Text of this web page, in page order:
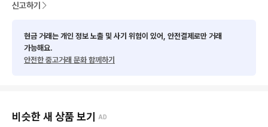
신고하기
현금 거래는 개인 정보 노출 및 사기 위험이 있어, 안전결제로만 거래
가능해요.
안전한 중고거래 문화 함께하기
비슷한 새 상품 보기 AD